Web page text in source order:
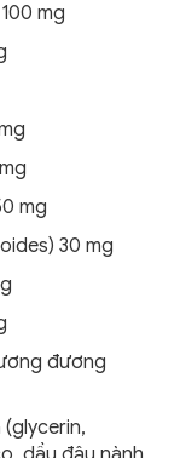
mg
mg
30 mg
đương
(glycerin,